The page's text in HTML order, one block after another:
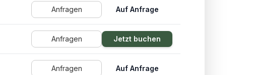
Anfragen Auf Anfrage
Anfragen Jetzt buchen
Anfragen Auf Anfrage